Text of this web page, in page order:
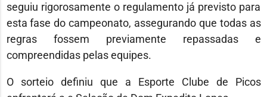
seguiu rigorosamente o regulamento já previsto para
esta fase do campeonato, assegurando que todas as
regras fossem previamente repassadas e
compreendidas pelas equipes.
O sorteio definiu que a Esporte Clube de Picos